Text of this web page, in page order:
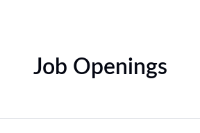
Job Openings